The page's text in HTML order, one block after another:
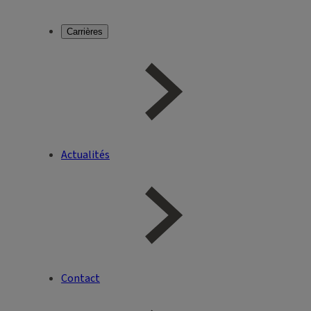
Carrières
Actualités
Contact